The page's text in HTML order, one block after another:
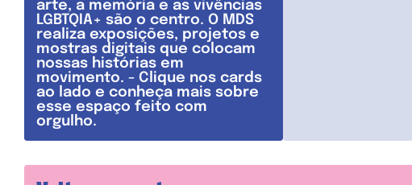
arte, a memória e as vivências
LGBTQIA+ são o centro. O MDS
realiza exposições, projetos e
mostras digitais que colocam
nossas histórias em
movimento. - Clique nos cards
ao lado e conheça mais sobre
esse espaço feito com
orgulho.